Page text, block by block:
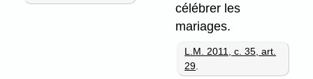
célébrer les
mariages.
L.M. 2011, c. 35, art.
29